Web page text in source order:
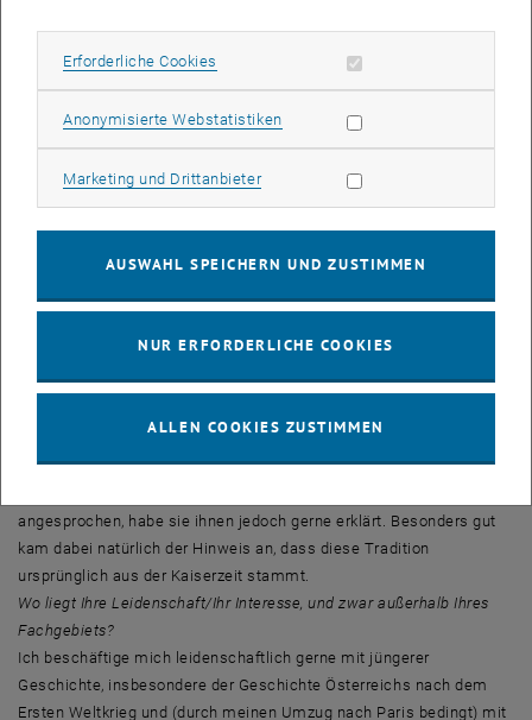
er an die HTBLuVA St. Pölten wechselte, wo er auch maturierte.
abschloss. Während seines Masterstudiums der Technischen
arbeitete Thomas Schäfer als Projektassistent am Institut für
Festkörperphysik der TU Wien.
Mussten Sie erst erklären, was das genau ist?
Freunde und Bekannten war diese Art der Promotion bekannt.
angesprochen, habe sie ihnen jedoch gerne erklärt. Besonders gut
kam dabei natürlich der Hinweis an, dass diese Tradition
ursprünglich aus der Kaiserzeit stammt.
Wo liegt Ihre Leidenschaft/Ihr Interesse, und zwar außerhalb Ihres
Fachgebiets?
Ich beschäftige mich leidenschaftlich gerne mit jüngerer
Geschichte, insbesondere der Geschichte Österreichs nach dem
Ersten Weltkrieg und (durch meinen Umzug nach Paris bedingt) mit
Erforderliche Cookies Erforderliche Cookies zulassen
Anonymisierte WebstatistikenStatistik Cookies zulassen
Marketing und DrittanbieterMarketing Cookies zulassen
AUSWAHL SPEICHERN UND ZUSTIMMEN
NUR ERFORDERLICHE COOKIES
ALLEN COOKIES ZUSTIMMEN